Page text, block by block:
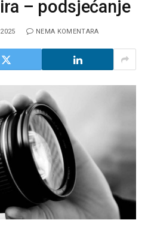
– podsjećanje
NEMA KOMENTARA